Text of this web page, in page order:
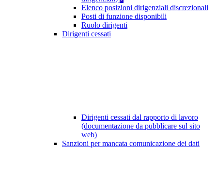
Elenco posizioni dirigenziali discrezionali
Posti di funzione disponibili
Ruolo dirigenti
Dirigenti cessati
Dirigenti cessati dal rapporto di lavoro
(documentazione da pubblicare sul sito
web)
Sanzioni per mancata comunicazione dei dati